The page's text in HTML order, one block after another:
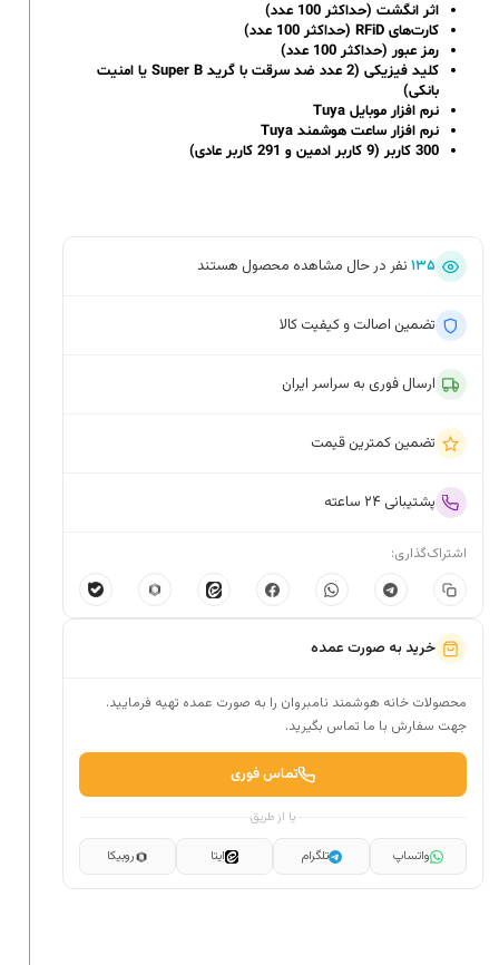
اثر انگشت (حداکثر 100 عدد)
کارت‌های RFiD (حداکثر 100 عدد)
رمز عبور (حداکثر 100 عدد)
کلید فیزیکی (2 عدد ضد سرقت با گرید Super B یا امنیت
بانکی)
نرم افزار موبایل Tuya
نرم افزار ساعت هوشمند Tuya
300 کاربر (9 کاربر ادمین و 291 کاربر عادی)
۱۳۵ نفر در حال مشاهده محصول هستند
تضمین اصالت و کیفیت کالا
ارسال فوری به سراسر ایران
تضمین کمترین قیمت
پشتیبانی ۲۴ ساعته
اشتراک‌گذاری:
خرید به صورت عمده
محصولات خانه هوشمند نامبروان را به صورت عمده تهیه فرمایید.
جهت سفارش با ما تماس بگیرید.
تماس فوری
یا از طریق
واتساپ تلگرام ایتا روبیکا